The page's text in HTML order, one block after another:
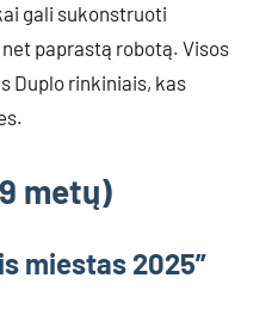
gali sukonstruoti
paprastą robotą. Visos
Duplo rinkiniais, kas
metų)
miestas 2025”